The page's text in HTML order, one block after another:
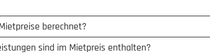
berechnet?
sind im Mietpreis enthalten?